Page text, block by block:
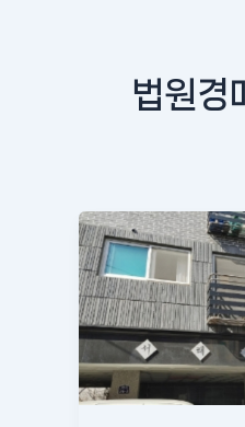
법원경